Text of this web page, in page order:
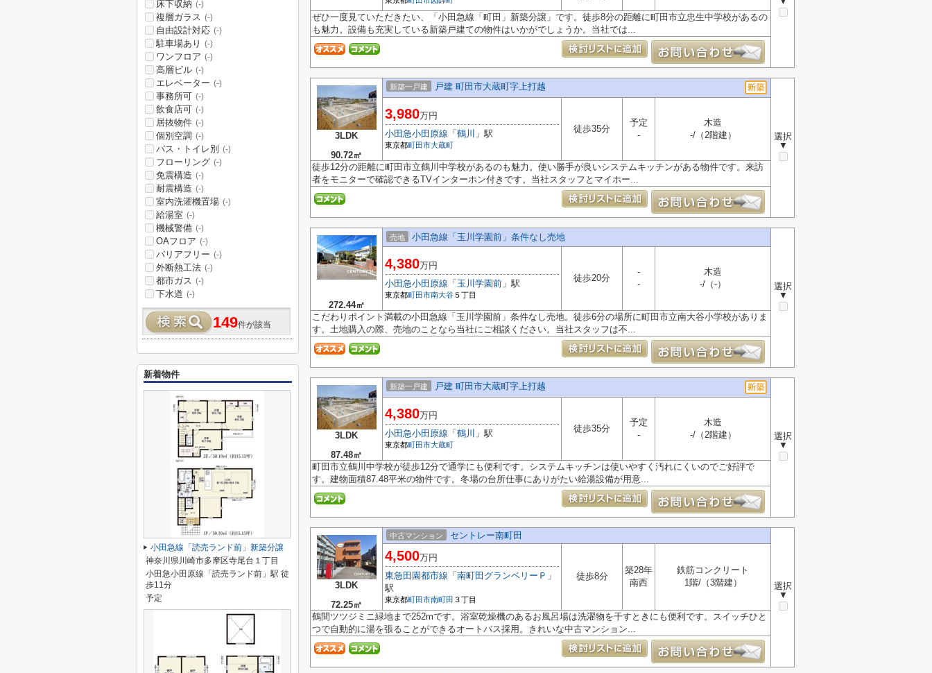
ぜひ一度見ていただきたい、「小田急線「町田」新築分譲」です。徒歩8分の距離に町田市立忠生中学校があるの
も魅力。設備も充実している新築戸建ての物件はいかがでしょうか。当社では...
3LDK
90.72㎡
新築一戸建 戸建 町田市大蔵町字上打越
選択
▼
3,980万円
小田急小田原線 「 鶴川 」駅
東京都町田市大蔵町
徒歩35分
予定
-
木造
-/（2階建）
徒歩12分の距離に町田市立鶴川中学校があるのも魅力。使い勝手が良いシステムキッチンがある物件です。来訪
者をモニターで確認できるTVインターホン付きです。当社スタッフとマイホー...
272.44㎡
売地 小田急線「玉川学園前」条件なし売地
選択
▼
4,380万円
小田急小田原線 「 玉川学園前 」駅
東京都町田市南大谷 ５丁目
徒歩20分
-
-
木造
-/（-）
こだわりポイント満載の小田急線「玉川学園前」条件なし売地。徒歩6分の場所に町田市立南大谷小学校がありま
す。土地購入の際、売地のことなら当社にご相談ください。当社スタッフは不...
3LDK
87.48㎡
新築一戸建 戸建 町田市大蔵町字上打越
選択
▼
4,380万円
小田急小田原線 「 鶴川 」駅
東京都町田市大蔵町
徒歩35分
予定
-
木造
-/（2階建）
町田市立鶴川中学校が徒歩12分で通学にも便利です。システムキッチンは使いやすく汚れにくいのでご好評で
す。建物面積87.48平米の物件です。冬場の台所仕事にありがたい給湯設備が用意...
3LDK
72.25㎡
中古マンション セントレー南町田
選択
▼
4,500万円
東急田園都市線 「 南町田グランベリーＰ 」
駅
東京都町田市南町田 ３丁目
徒歩8分
築28年
南西
鉄筋コンクリート
1階/（3階建）
鶴間ツツジミニ緑地まで252mです。浴室乾燥機のあるお風呂場は洗濯物を干すときにも便利です。スイッチひと
つで自動的に湯を張ることができるオートバス採用。きれいな中古マンション...
床下収納 (-)
複層ガラス (-)
自由設計対応 (-)
駐車場あり (-)
ワンフロア (-)
高層ビル (-)
エレベーター (-)
事務所可 (-)
飲食店可 (-)
居抜物件 (-)
個別空調 (-)
バス・トイレ別 (-)
フローリング (-)
免震構造 (-)
耐震構造 (-)
室内洗濯機置場 (-)
給湯室 (-)
機械警備 (-)
OAフロア (-)
バリアフリー (-)
外断熱工法 (-)
都市ガス (-)
下水道 (-)
149件が該当
新着物件
小田急線「読売ランド前」新築分譲
神奈川県川崎市多摩区寺尾台１丁目
小田急小田原線「読売ランド前」駅 徒
歩11分
予定